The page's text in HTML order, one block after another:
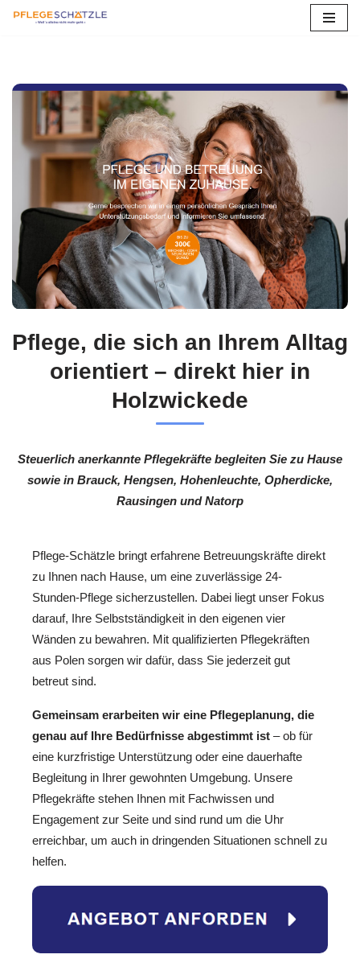
springen
Pflege, die sich an Ihrem Alltag
orientiert – direkt hier in
Holzwickede
Steuerlich anerkannte Pflegekräfte begleiten Sie zu Hause
sowie in Brauck, Hengsen, Hohenleuchte, Opherdicke,
Rausingen und Natorp
Pflege-Schätzle bringt erfahrene Betreuungskräfte direkt
zu Ihnen nach Hause, um eine zuverlässige 24-
Stunden-Pflege sicherzustellen. Dabei liegt unser Fokus
darauf, Ihre Selbstständigkeit in den eigenen vier
Wänden zu bewahren. Mit qualifizierten Pflegekräften
aus Polen sorgen wir dafür, dass Sie jederzeit gut
betreut sind.
Gemeinsam erarbeiten wir eine Pflegeplanung, die
genau auf Ihre Bedürfnisse abgestimmt ist – ob für
eine kurzfristige Unterstützung oder eine dauerhafte
Begleitung in Ihrer gewohnten Umgebung. Unsere
Pflegekräfte stehen Ihnen mit Fachwissen und
Engagement zur Seite und sind rund um die Uhr
erreichbar, um auch in dringenden Situationen schnell zu
helfen.